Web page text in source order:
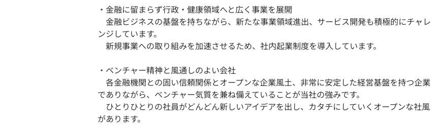
・金融に留まらず行政・健康領域へと広く事業を展開
金融ビジネスの基盤を持ちながら、新たな事業領域進出、サービス開発も積極的にチャレ
ンジしています。
新規事業への取り組みを加速させるため、社内起業制度を導入しています。
・ベンチャー精神と風通しのよい会社
各金融機関との固い信頼関係とオープンな企業風土、非常に安定した経営基盤を持つ企業
でありながら、ベンチャー気質を兼ね備えていることが当社の強みです。
ひとりひとりの社員がどんどん新しいアイデアを出し、カタチにしていくオープンな社風
があります。